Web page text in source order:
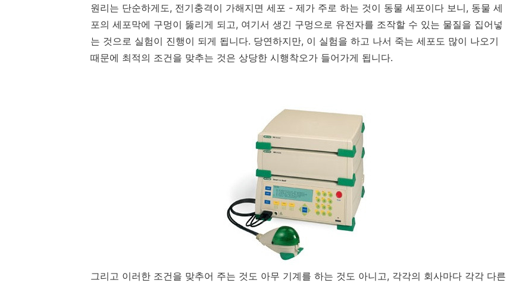
원리는 단순하게도, 전기충격이 가해지면 세포 - 제가 주로 하는 것이 동물 세포이다 보니, 동물 세
포의 세포막에 구멍이 뚫리게 되고, 여기서 생긴 구멍으로 유전자를 조작할 수 있는 물질을 집어넣
는 것으로 실험이 진행이 되게 됩니다. 당연하지만, 이 실험을 하고 나서 죽는 세포도 많이 나오기
때문에 최적의 조건을 맞추는 것은 상당한 시행착오가 들어가게 됩니다.
그리고 이러한 조건을 맞추어 주는 것도 아무 기계를 하는 것도 아니고, 각각의 회사마다 각각 다른